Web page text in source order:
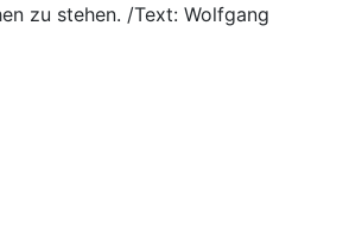
zu stehen. /Text: Wolfgang